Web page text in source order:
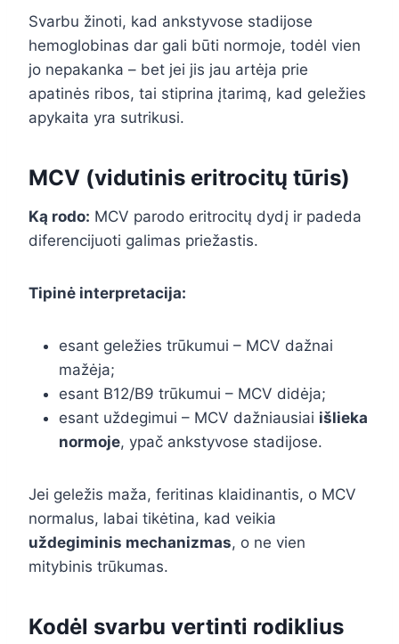
Svarbu žinoti, kad ankstyvose stadijose
hemoglobinas dar gali būti normoje, todėl vien
jo nepakanka – bet jei jis jau artėja prie
apatinės ribos, tai stiprina įtarimą, kad geležies
apykaita yra sutrikusi.
MCV (vidutinis eritrocitų tūris)
Ką rodo: MCV parodo eritrocitų dydį ir padeda
diferencijuoti galimas priežastis.
Tipinė interpretacija:
esant geležies trūkumui – MCV dažnai
mažėja;
esant B12/B9 trūkumui – MCV didėja;
esant uždegimui – MCV dažniausiai išlieka
normoje, ypač ankstyvose stadijose.
Jei geležis maža, feritinas klaidinantis, o MCV
normalus, labai tikėtina, kad veikia
uždegiminis mechanizmas, o ne vien
mitybinis trūkumas.
Kodėl svarbu vertinti rodiklius